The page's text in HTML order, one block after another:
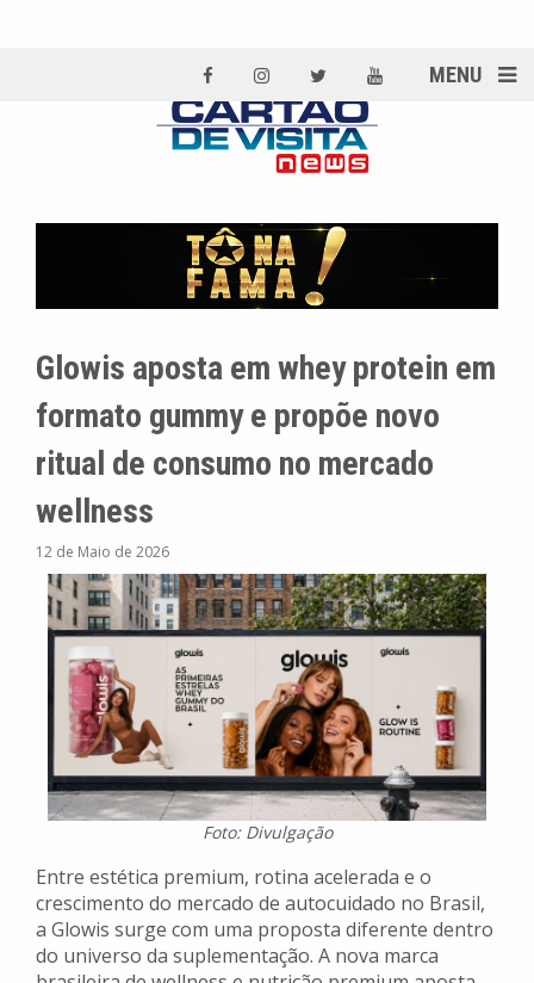
MENU
Glowis aposta em whey protein em
formato gummy e propõe novo
ritual de consumo no mercado
wellness
12 de Maio de 2026
Foto: Divulgação
Entre estética premium, rotina acelerada e o
crescimento do mercado de autocuidado no Brasil,
a Glowis surge com uma proposta diferente dentro
do universo da suplementação. A nova marca